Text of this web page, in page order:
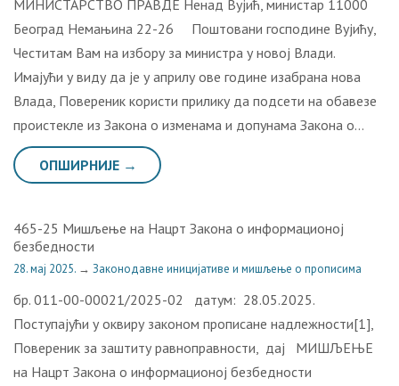
МИНИСТАРСТВО ПРАВДЕ Ненад Вујић, министар 11000
Београд Немањина 22-26 Поштовани господине Вујићу,
Честитам Вам на избору за министра у новој Влади.
Имајући у виду да је у априлу ове године изабрана нова
Влада, Повереник користи прилику да подсети на обавезе
проистекле из Закона о изменама и допунама Закона о…
ОПШИРНИЈЕ →
465-25 Мишљење на Нацрт Закона о информационој
безбедности
28. мај 2025. → Законодавне иницијативе и мишљење о прописима
бр. 011-00-00021/2025-02 датум: 28.05.2025.
Поступајући у оквиру законом прописане надлежности[1],
Повереник за заштиту равноправности, дај МИШЉЕЊЕ
на Нацрт Закона о информационој безбедности